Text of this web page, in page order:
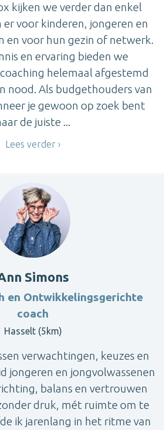
kijken we verder dan enkel
er voor kinderen, jongeren en
en voor hun gezin of netwerk.
en ervaring bieden we
helemaal afgestemd
nood. Als budgethouders van
je gewoon op zoek bent
de juiste ...
Lees verder
Simons
en Ontwikkelingsgerichte
coach
Hasselt (5km)
verwachtingen, keuzes en
jongeren en jongvolwassenen
balans en vertrouwen
druk, mét ruimte om te
ik jarenlang in het ritme van